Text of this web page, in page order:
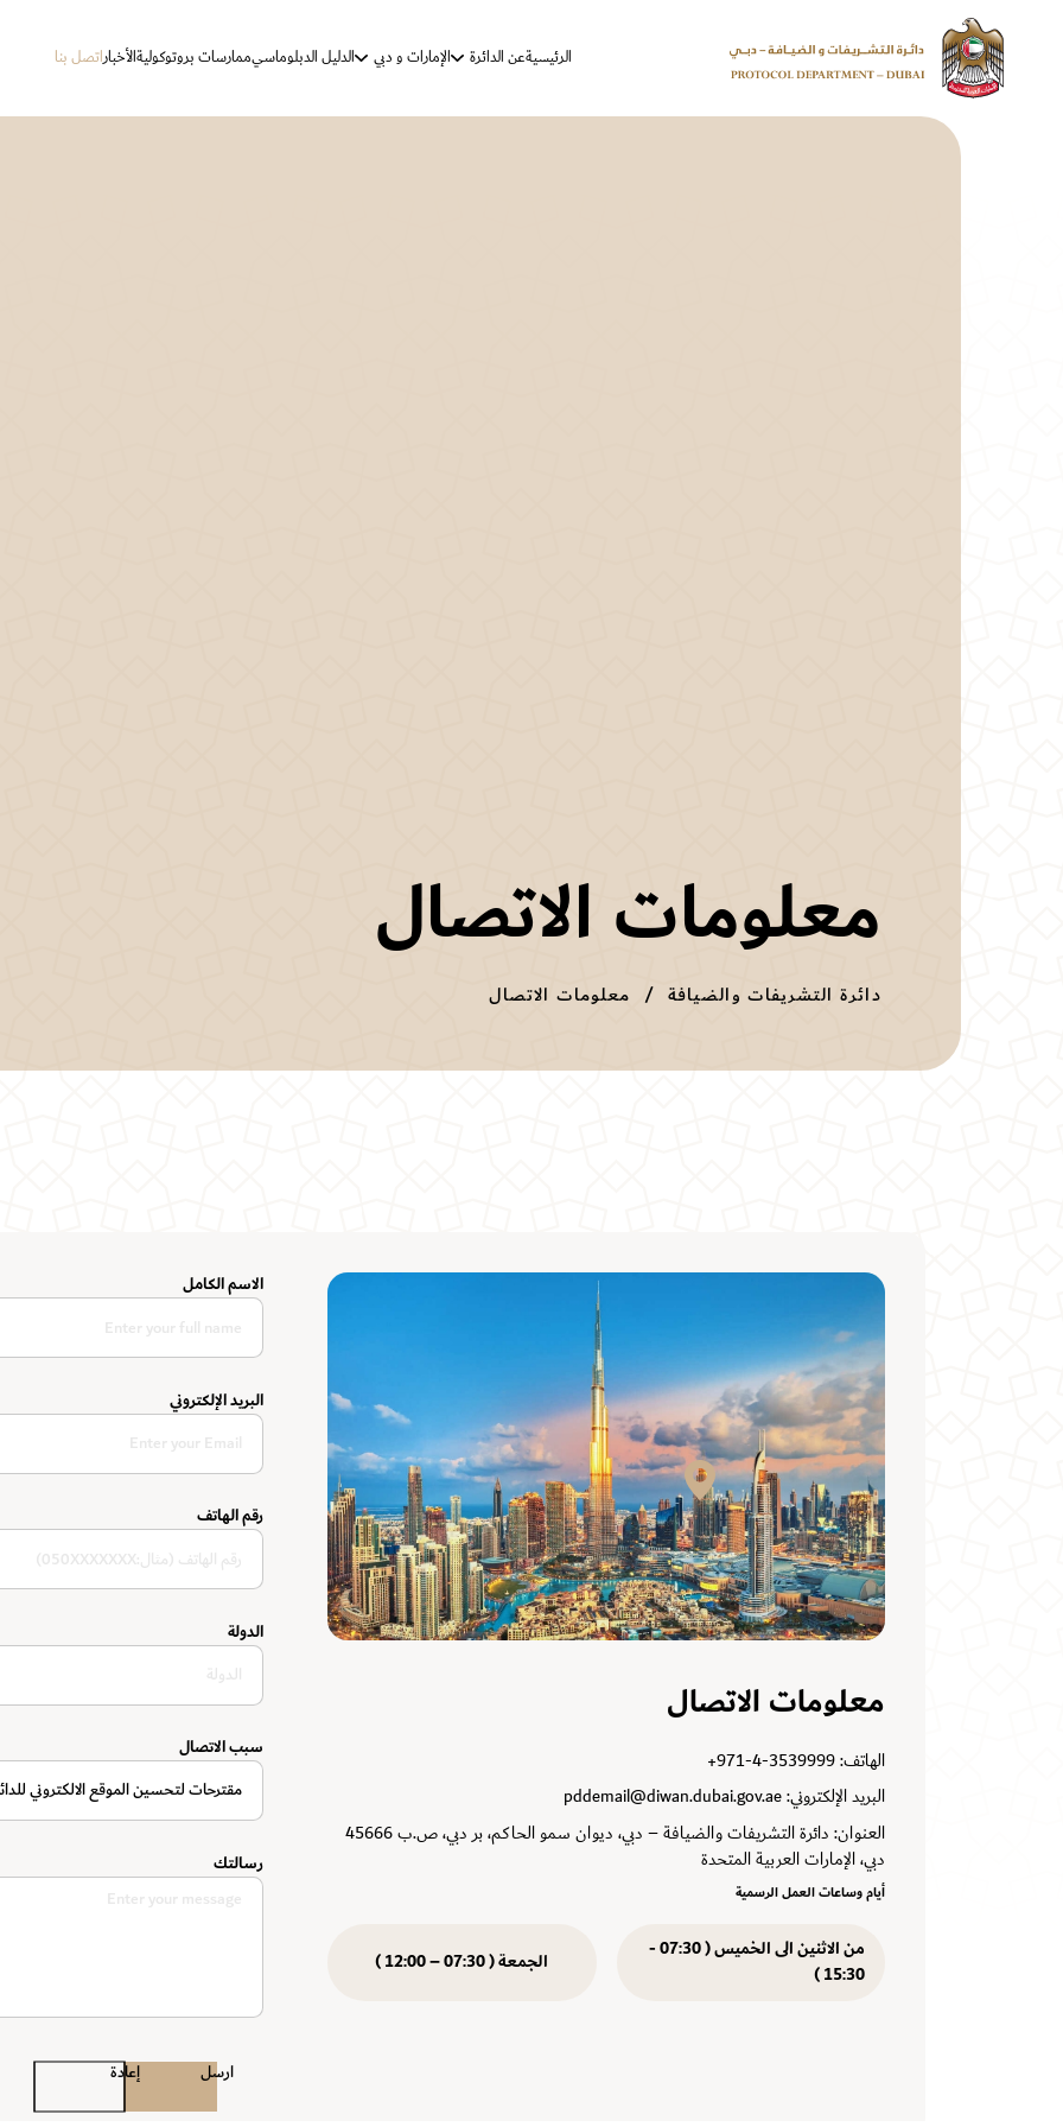
الرئيسيةعن الدائرة الإمارات و دبي الدليل الدبلوماسيممارسات بروتوكوليةالأخباراتصل بنا
معلومات الاتصال
دائرة التشريفات والضيافة معلومات الاتصال
معلومات الاتصال
الهاتف:+971-4-3539999
البريد الإلكتروني:pddemail@diwan.dubai.gov.ae
العنوان:
دائرة التشريفات والضيافة – دبي، ديوان سمو الحاكم، بر دبي، ص.ب 45666
دبي، الإمارات العربية المتحدة
أيام وساعات العمل الرسمية
من الاثنين الى الخميس ( 07:30 -
15:30 )
الجمعة ( 07:30 – 12:00 )
الاسم الكامل
البريد الإلكتروني
رقم الهاتف
الدولة
سبب الاتصال
مقترحات لتحسين الموقع الالكتروني
رسالتك
ارسل إعادة